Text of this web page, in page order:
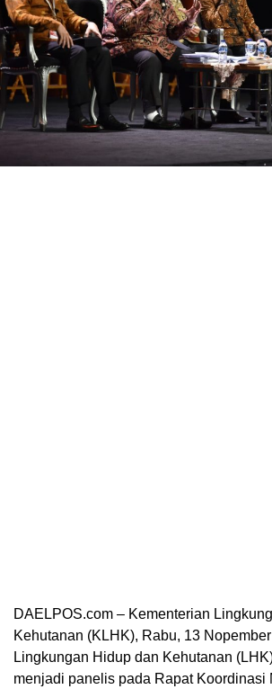
DAELPOS.com – Kementerian
Kehutanan (KLHK), Rabu, 13
Lingkungan Hidup dan Kehutanan
menjadi panelis pada Rapat Koordinasi